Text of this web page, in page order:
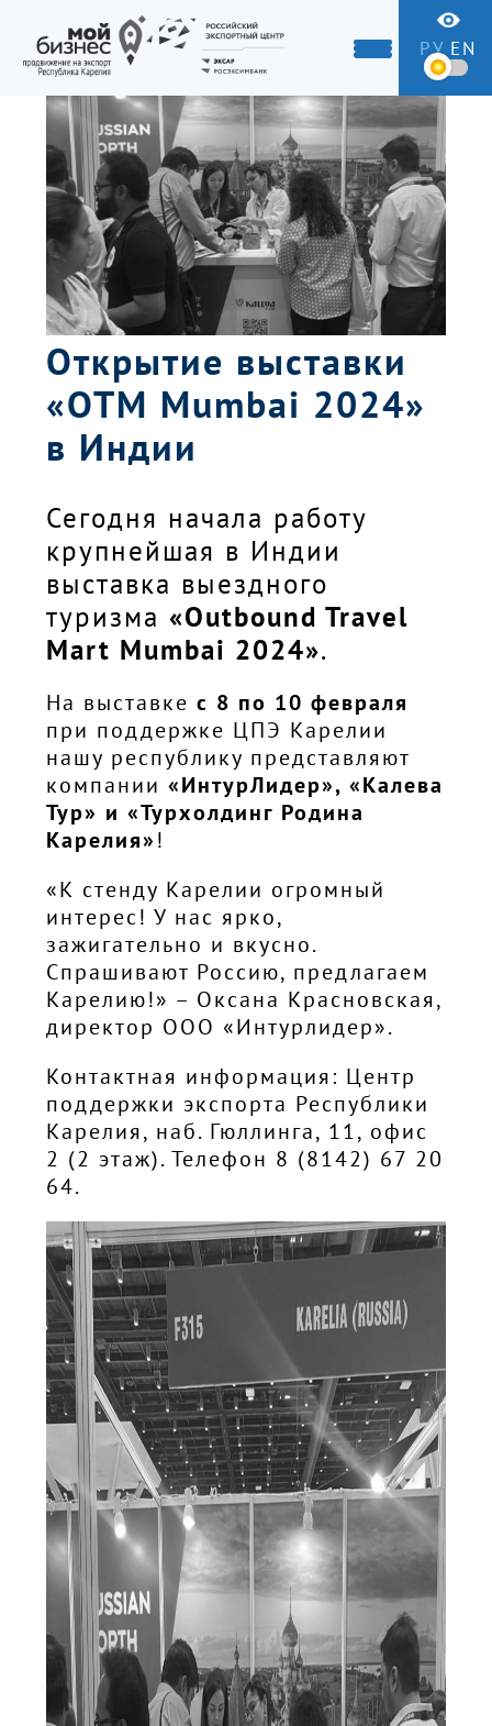
РУ EN
Открытие выставки
«OTM Mumbai 2024»
в Индии
Сегодня начала работу
крупнейшая в Индии
выставка выездного
туризма «Outbound Travel
Mart Mumbai 2024».
На выставке с 8 по 10 февраля
при поддержке ЦПЭ Карелии
нашу республику представляют
компании «ИнтурЛидер», «Калева
Тур» и «Турхолдинг Родина
Карелия» !
«К стенду Карелии огромный
интерес! У нас ярко,
зажигательно и вкусно.
Спрашивают Россию, предлагаем
Карелию!» – Оксана Красновская,
директор ООО «Интурлидер».
Контактная информация: Центр
поддержки экспорта Республики
Карелия, наб. Гюллинга, 11, офис
2 (2 этаж). Телефон 8 (8142) 67 20
64.